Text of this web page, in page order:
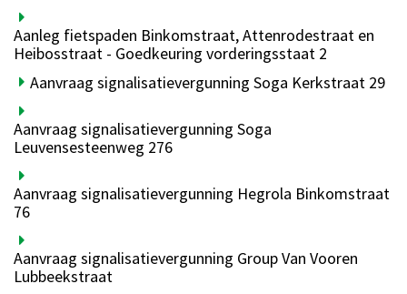
Aanleg fietspaden Binkomstraat, Attenrodestraat en
Heibosstraat - Goedkeuring vorderingsstaat 2
Aanvraag signalisatievergunning Soga Kerkstraat 29
Aanvraag signalisatievergunning Soga
Leuvensesteenweg 276
Aanvraag signalisatievergunning Hegrola Binkomstraat
76
Aanvraag signalisatievergunning Group Van Vooren
Lubbeekstraat